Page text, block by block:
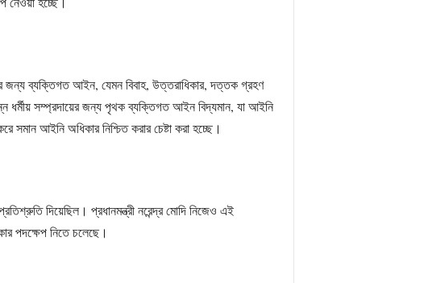
জন্য ব্যক্তিগত আইন, যেমন বিবাহ, উত্তরাধিকার, দত্তক গ্রহণ
ধর্মীয় সম্প্রদায়ের জন্য পৃথক ব্যক্তিগত আইন বিদ্যমান, যা আইনি
সমান আইনি অধিকার নিশ্চিত করার চেষ্টা করা হচ্ছে।
দিয়েছিল। প্রধানমন্ত্রী নরেন্দ্র মোদি নিজেও এই
পদক্ষেপ নিতে চলেছে।